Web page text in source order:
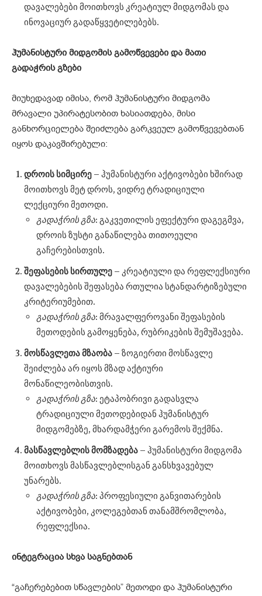
დავალებები მოითხოვს კრეატიულ მიდგომას და
ინოვაციურ გადაწყვეტილებებს.
ჰუმანისტური მიდგომისგამოწვევები და მათი
გადაჭრისგზები
მიუხედავად იმისა, რომ ჰუმანისტური მიდგომა
მრავალი უპირატესობით ხასიათდება, მისი
განხორციელება შეიძლება გარკვეულ გამოწვევებთან
იყოს დაკავშირებული:
დროის სიმცირე – ჰუმანისტური აქტივობები ხშირად
მოითხოვს მეტ დროს, ვიდრე ტრადიციული
ლექციური მეთოდი.
გადაჭრისგზა: გაკვეთილის ეფექტური დაგეგმვა,
დროის ზუსტი განაწილება თითოეული
გაჩერებისთვის.
შეფასების სირთულე – კრეატიული და რეფლექსიური
დავალებების შეფასება რთულია სტანდარტიზებული
კრიტერიუმებით.
გადაჭრისგზა: მრავალფეროვანი შეფასების
მეთოდების გამოყენება, რუბრიკების შემუშავება.
მოსწავლეთამზაობა – ზოგიერთი მოსწავლე
შეიძლება არ იყოს მზად აქტიური
მონაწილეობისთვის.
გადაჭრისგზა: ეტაპობრივი გადასვლა
ტრადიციული მეთოდებიდან ჰუმანისტურ
მიდგომებზე, მხარდამჭერი გარემოს შექმნა.
მასწავლებლისმომზადება – ჰუმანისტური მიდგომა
მოითხოვს მასწავლებლისგან განსხვავებულ
უნარებს.
გადაჭრისგზა: პროფესიული განვითარების
აქტივობები, კოლეგებთან თანამშრომლობა,
რეფლექსია.
ინტეგრაცია სხვა საგნებთან
“გაჩერებებით სწავლების” მეთოდი და ჰუმანისტური